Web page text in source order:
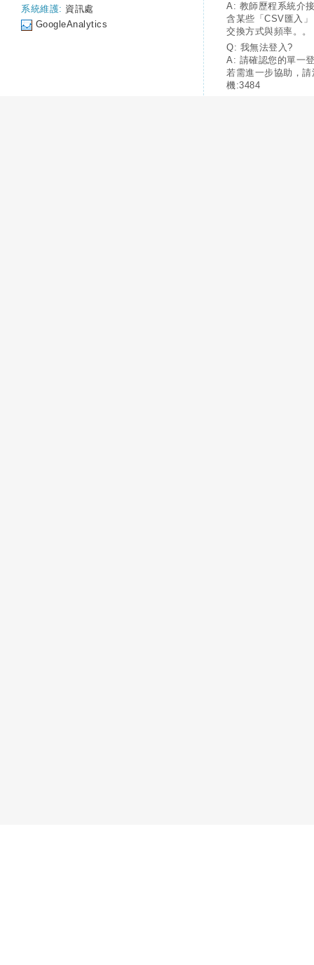
系統維護: 資訊處
GoogleAnalytics
A: 教師歷程系統介
含某些「CSV匯入
交換方式與頻率。。
Q: 我無法登入?
A: 請確認您的單一
若需進一步協助，
機:3484